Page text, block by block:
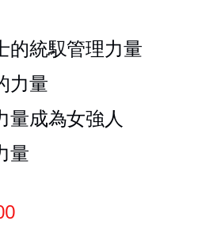
的統馭管理力量
力量
量成為女強人
量